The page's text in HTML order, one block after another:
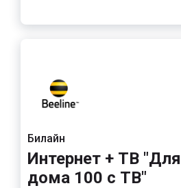
Билайн
Интернет + ТВ "Для
дома 100 с ТВ"